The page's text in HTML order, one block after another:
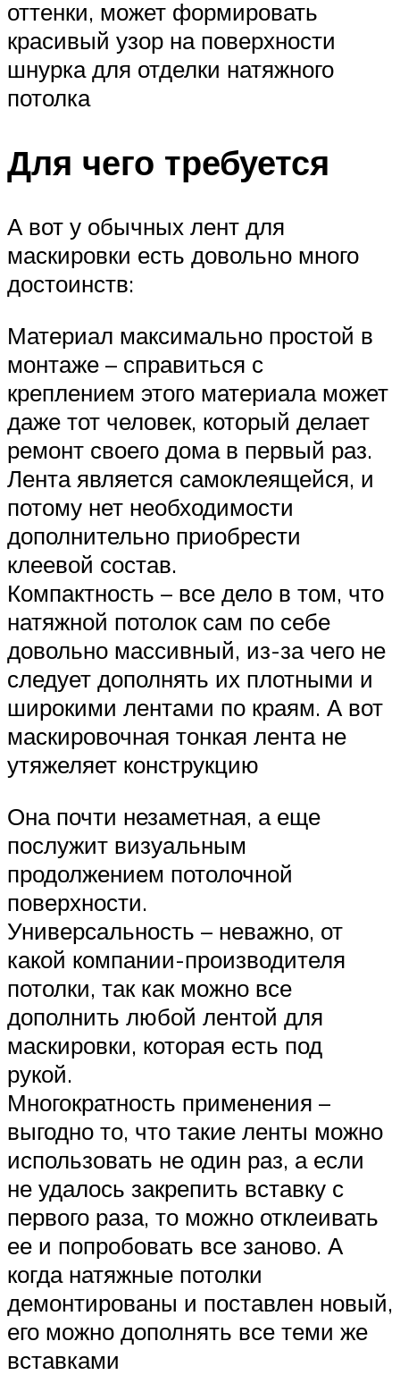
оттенки, может формировать
красивый узор на поверхности
шнурка для отделки натяжного
потолка
Для чего требуется
А вот у обычных лент для
маскировки есть довольно много
достоинств:
Материал максимально простой в
монтаже – справиться с
креплением этого материала может
даже тот человек, который делает
ремонт своего дома в первый раз.
Лента является самоклеящейся, и
потому нет необходимости
дополнительно приобрести
клеевой состав.
Компактность – все дело в том, что
натяжной потолок сам по себе
довольно массивный, из-за чего не
следует дополнять их плотными и
широкими лентами по краям. А вот
маскировочная тонкая лента не
утяжеляет конструкцию
Она почти незаметная, а еще
послужит визуальным
продолжением потолочной
поверхности.
Универсальность – неважно, от
какой компании-производителя
потолки, так как можно все
дополнить любой лентой для
маскировки, которая есть под
рукой.
Многократность применения –
выгодно то, что такие ленты можно
использовать не один раз, а если
не удалось закрепить вставку с
первого раза, то можно отклеивать
ее и попробовать все заново. А
когда натяжные потолки
демонтированы и поставлен новый,
его можно дополнять все теми же
вставками